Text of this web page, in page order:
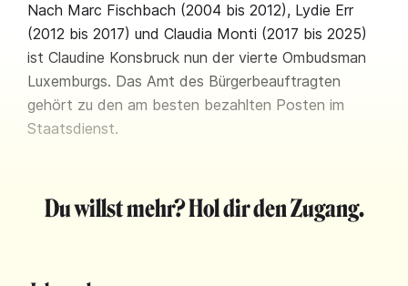
Nach Marc Fischbach (2004 bis 2012), Lydie Err
(2012 bis 2017) und Claudia Monti (2017 bis 2025)
ist Claudine Konsbruck nun der vierte Ombudsman
Luxemburgs. Das Amt des Bürgerbeauftragten
gehört zu den am besten bezahlten Posten im
Staatsdienst.
Du willst mehr? Hol dir den Zugang.